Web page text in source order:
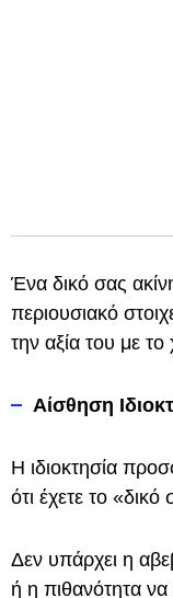
Ένα δικό σας
περιουσιακό
την αξία του με το
Αίσθηση
Η ιδιοκτησία
ότι έχετε το
Δεν υπάρχει η
ή η πιθανότητα να